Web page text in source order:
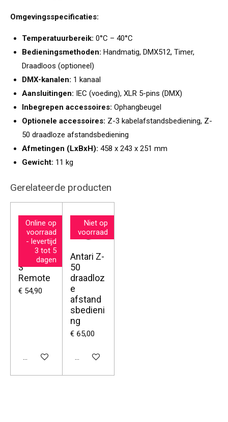
Omgevingsspecificaties:
Temperatuurbereik: 0°C – 40°C
Bedieningsmethoden: Handmatig, DMX512, Timer,
Draadloos (optioneel)
DMX-kanalen: 1 kanaal
Aansluitingen: IEC (voeding), XLR 5-pins (DMX)
Inbegrepen accessoires: Ophangbeugel
Optionele accessoires: Z-3 kabelafstandsbediening, Z-
50 draadloze afstandsbediening
Afmetingen (LxBxH): 458 x 243 x 251 mm
Gewicht: 11 kg
Gerelateerde producten
Online op
voorraad
- levertijd
3 tot 5
dagen
Antari Z-
3
Remote
€ 54,90
Bekijk details
Niet op
voorraad
Antari Z-
50
draadloz
e
afstand
sbedieni
ng
€ 65,00
Bekijk details